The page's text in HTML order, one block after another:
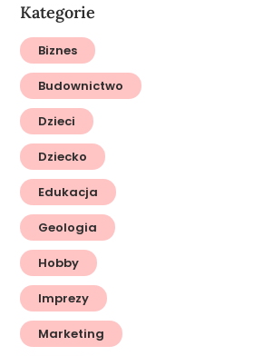
Kategorie
Biznes
Budownictwo
Dzieci
Dziecko
Edukacja
Geologia
Hobby
Imprezy
Marketing